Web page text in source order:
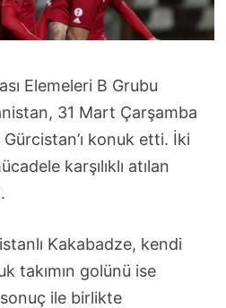
Elemeleri B Grubu
31 Mart Çarşamba
konuk etti. İki
karşılıklı atılan
Kakabadze, kendi
takımın golünü ise
ile birlikte